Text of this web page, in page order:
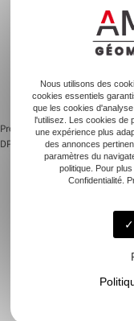
Pour les projets urbains,
offert aux habitants. Les
attention particulière à la
travaillent à réduire les
parviennent à conjuguer
environnementale.
Navigation
Previous: Comprendre la
DPE et loi Carrez
Nous utilisons des
cookies essentiels
que les cookies
l'utilisez. Les cookies de
une expérience plus
des annonces
paramètres du
politique. Pour
Confidentialité.